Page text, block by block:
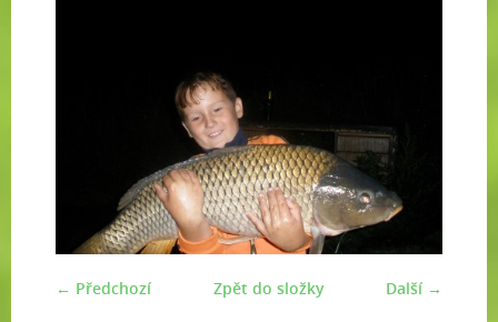
← Předchozí Další →
Zpět do složky